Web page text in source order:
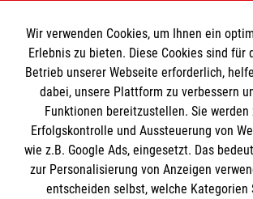
Informationen
A-Z
Presse
Impressum
Die Malteser
Wir verwenden Cookies, um Ihnen ein
Erlebnis zu bieten. Diese Cookies sind für
Betrieb unserer Webseite erforderlich,
dabei, unsere Plattform zu verbessern
Funktionen bereitzustellen. Sie werden
Erfolgskontrolle und Aussteuerung von
wie z.B. Google Ads, eingesetzt. Das
zur Personalisierung von Anzeigen
entscheiden selbst, welche Kategorien